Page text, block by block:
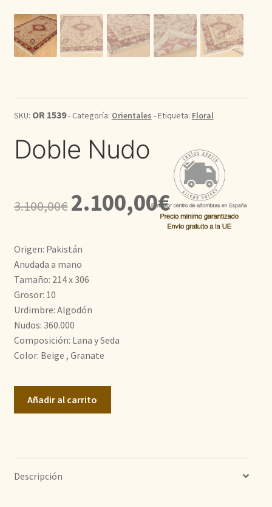
Kilim
Redondas
Seda
Pasillo
SKU: OR 1539- Categoría: Orientales - Etiqueta: Floral
Doble Nudo
3.100,00€
El
precio
era:
3.100,00€.
2.100,00€El
precio
Origen: Pakistán
Anudada a mano
Tamaño: 214 x 306
Grosor: 10
Urdimbre: Algodón
Nudos: 360.000
Composición: Lana y Seda
Color: Beige , Granate
Añadir al carrito
Descripción